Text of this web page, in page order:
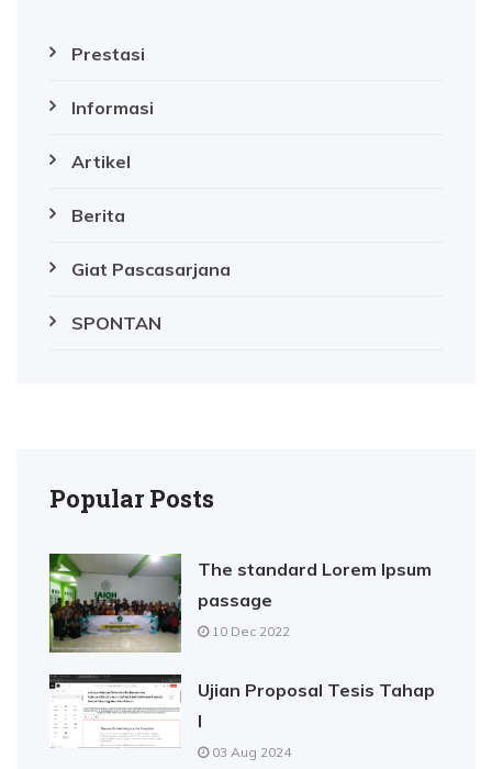
Prestasi
Informasi
Artikel
Berita
Giat Pascasarjana
SPONTAN
Popular Posts
The standard Lorem Ipsum
passage
10 Dec 2022
Ujian Proposal Tesis Tahap
I
03 Aug 2024